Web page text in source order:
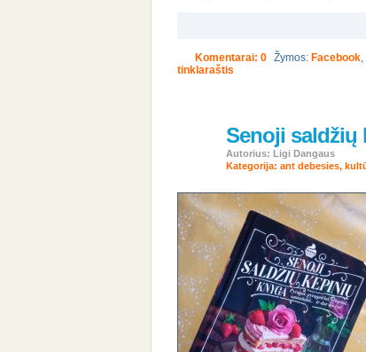
Komentarai: 0 Žymos: Facebook,
tinklaraštis
Senoji saldžių
Autorius: Ligi Dangaus
Kategorija: ant debesies,